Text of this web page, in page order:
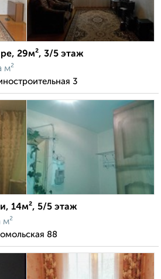
29м², 3/5 этаж
м²
3
14м², 5/5 этаж
м²
88